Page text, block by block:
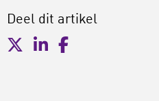
Deel dit artikel